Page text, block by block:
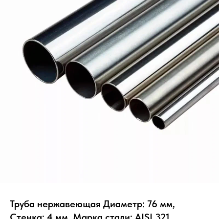
Труба нержавеющая Диаметр: 76 мм,